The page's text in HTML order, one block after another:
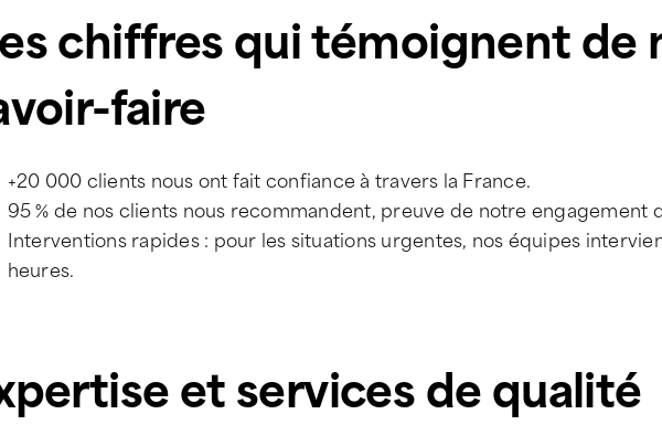
chiffres qui témoignent de
faire
+20 000 clients nous ont fait confiance à travers la France.
95 % de nos clients nous recommandent, preuve de notre engagement
Interventions rapides : pour les situations urgentes, nos équipes
heures.
et services de qualité